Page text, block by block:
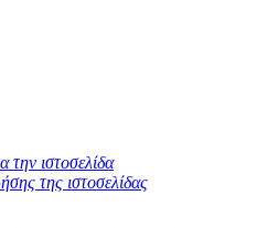
την ιστοσελίδα
της ιστοσελίδας